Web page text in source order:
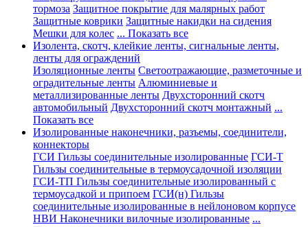
тормоза Защитное покрытие для малярных работ
Защитные коврики Защитные накидки на сидения
Мешки для колес ... Показать все
Изолента, скотч, клейкие ленты, сигнальные ленты,
ленты для ограждений
Изоляционные ленты Светоотражающие, разметочные и
оградительные ленты Алюминиевые и
металлизированные ленты Двухсторонний скотч
автомобильный Двухсторонний скотч монтажный ...
Показать все
Изолированные наконечники, разъемы, соединители,
коннекторы
ГСИ Гильзы соединительные изолированные ГСИ-Т
Гильзы соединительные в термоусадочной изоляции
ГСИ-ТП Гильзы соединительные изолированный с
термоусадкой и припоем ГСИ(н) Гильзы
соединительные изолированные в нейлоновом корпусе
НВИ Наконечники вилочные изолированные ...